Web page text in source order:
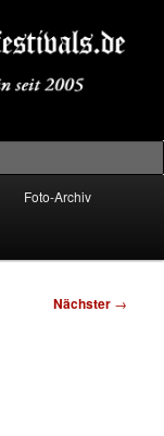
Foto-Archiv
Nächster →